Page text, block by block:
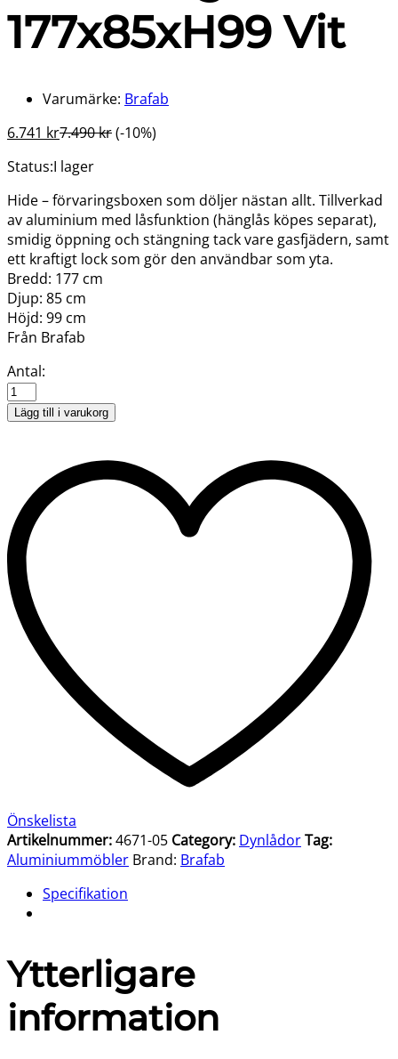
177x85xH99 Vit
Varumärke: Brafab
6.741 kr7.490kr(-10%)
Status:I lager
Hide – förvaringsboxen som döljer nästan allt. Tillverkad
av aluminium med låsfunktion (hänglås köpes separat),
smidig öppning och stängning tack vare gasfjädern, samt
ett kraftigt lock som gör den användbar som yta.
Bredd: 177 cm
Djup: 85 cm
Höjd: 99 cm
Från Brafab
HIDE
Förvaringslåda
177x85xH99
Antal:
Lägg till i varukorg
Önskelista
Artikelnummer:4671-05 Category: DynlådorTag:
Aluminiummöbler Brand: Brafab
Specifikation
Ytterligare
information